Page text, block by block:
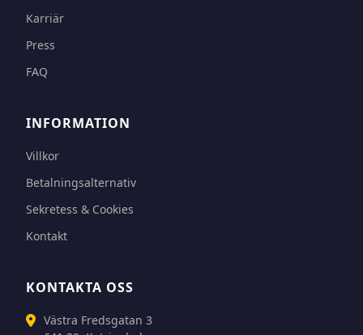
Karriär
Press
FAQ
INFORMATION
Villkor
Betalningsalternativ
Sekretess & Cookies
Kontakt
KONTAKTA OSS
Västra Fredsgatan 3